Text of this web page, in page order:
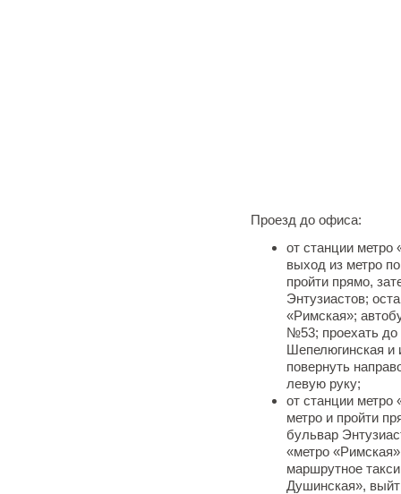
Проезд до офиса:
от станции
выход из метро
пройти прямо,
Энтузиастов;
«Римская»;
№53; проехать до
Шепелюгинская и
повернуть
левую руку;
от станции метро
метро и пройти
бульвар
«метро
маршрутное
Душинская»,